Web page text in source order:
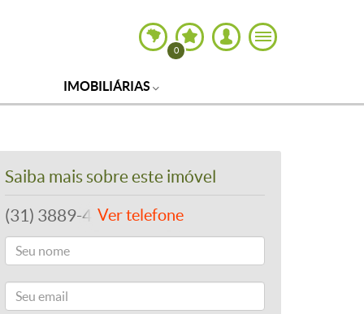
0
IMOBILIÁRIAS
Saiba mais sobre este imóvel
(31) 3889-4765Ver telefone